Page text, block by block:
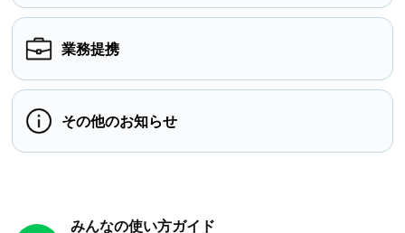
業務提携
その他のお知らせ
みんなの使い方ガイド